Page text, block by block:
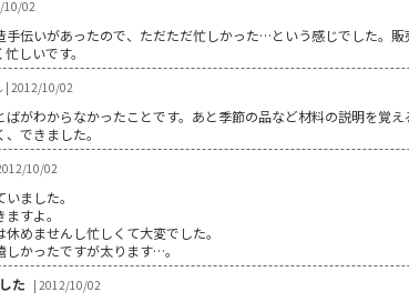
10/02
手伝いがあったので、ただただ忙しかった…という感じでした。
しいです。
| 2012/10/02
がわからなかったことです。あと季節の品など材料の説明を覚え
できました。
10/02
ました。
すよ。
めませんし忙しくて大変でした。
かったですが太ります…。
た | 2012/10/02